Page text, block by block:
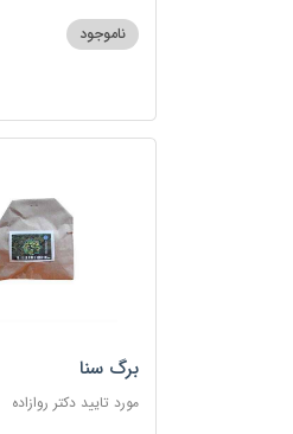
ناموجود
برگ سنا
مورد تایید دکتر روازاده